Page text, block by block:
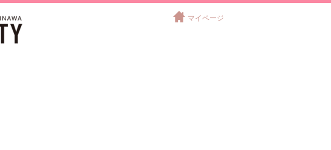
マイページ